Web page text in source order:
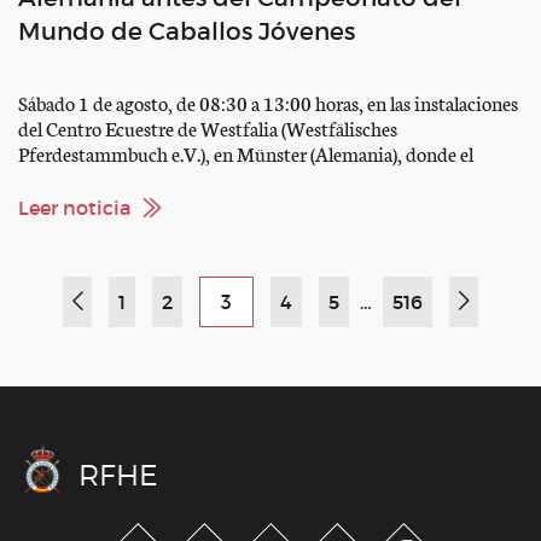
Mundo de Caballos Jóvenes
Sábado 1 de agosto, de 08:30 a 13:00 horas, en las instalaciones
del Centro Ecuestre de Westfalia (Westfälisches
Pferdestammbuch e.V.), en Münster (Alemania), donde el
traslado a Verden 2026. Por segundo año consecutivo, ANCCE
Leer noticia
1 2 3 4 5 … 516
RFHE